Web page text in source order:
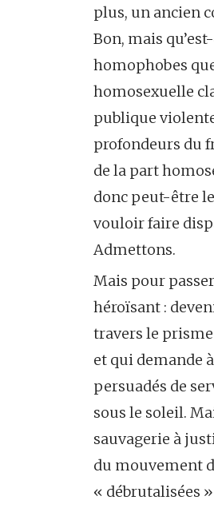
plus, un ancien
Bon, mais
homophobes
homosexuelle
publique
profondeurs du
de la part
donc peut-être
vouloir faire
Admettons.
Mais pour
héroïsant :
travers le prisme
et qui demande
persuadés de
sous le soleil.
sauvagerie à
du mouvement
« débrutalisées